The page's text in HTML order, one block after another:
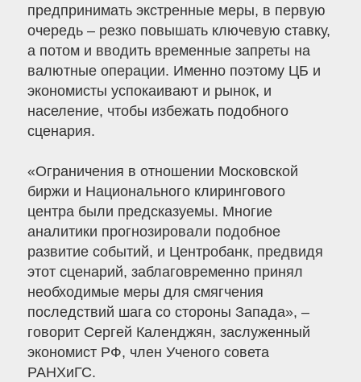
предпринимать экстренные меры, в первую
очередь – резко повышать ключевую ставку,
а потом и вводить временные запреты на
валютные операции. Именно поэтому ЦБ и
экономисты успокаивают и рынок, и
население, чтобы избежать подобного
сценария.
«Ограничения в отношении Московской
биржи и Национального клирингового
центра были предсказуемы. Многие
аналитики прогнозировали подобное
развитие событий, и Центробанк, предвидя
этот сценарий, заблаговременно принял
необходимые меры для смягчения
последствий шага со стороны Запада», –
говорит Сергей Календжян, заслуженный
экономист РФ, член Ученого совета
РАНХиГС.